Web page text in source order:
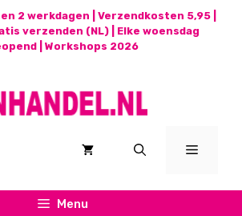
2 werkdagen | Verzendkosten 5,95 |
verzenden (NL) | Elke woensdag
| Workshops 2026
Menu
Menu